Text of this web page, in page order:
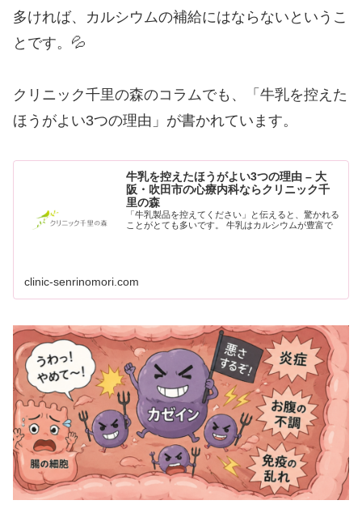
多ければ、カルシウムの補給にはならないというこ
とです。💦
クリニック千里の森のコラムでも、「牛乳を控えた
ほうがよい3つの理由」が書かれています。
牛乳を控えたほうがよい3つの理由 – 大
阪・吹田市の心療内科ならクリニック千
里の森
「牛乳製品を控えてください」と伝えると、驚かれる
ことがとても多いです。 牛乳はカルシウムが豊富で
clinic-senrinomori.com